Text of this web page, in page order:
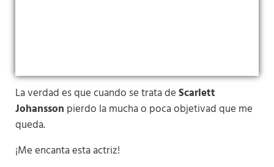
La verdad es que cuando se trata deScarlett
Johansson pierdo la mucha o poca objetivad que me
queda.
¡Me encanta esta actriz!